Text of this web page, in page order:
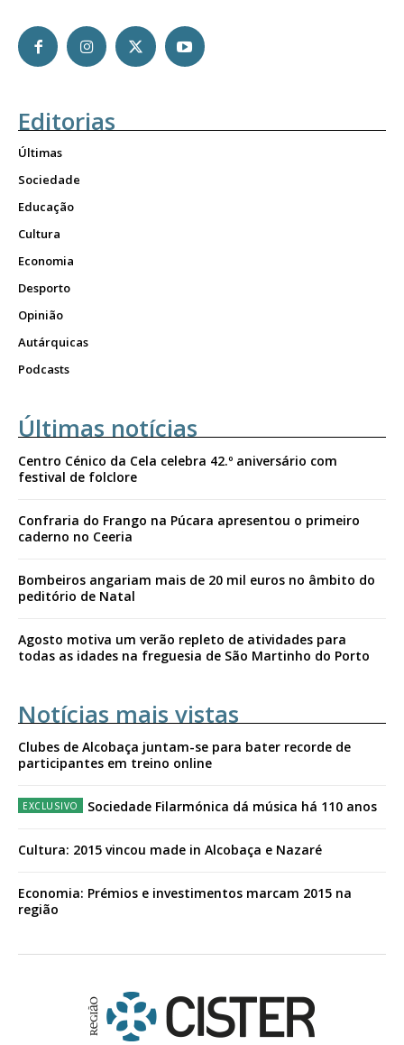
Editorias
Últimas
Sociedade
Educação
Cultura
Economia
Desporto
Opinião
Autárquicas
Podcasts
Últimas notícias
Centro Cénico da Cela celebra 42.º aniversário com
festival de folclore
Confraria do Frango na Púcara apresentou o primeiro
caderno no Ceeria
Bombeiros angariam mais de 20 mil euros no âmbito do
peditório de Natal
Agosto motiva um verão repleto de atividades para
todas as idades na freguesia de São Martinho do Porto
Notícias mais vistas
Clubes de Alcobaça juntam-se para bater recorde de
participantes em treino online
Sociedade Filarmónica dá música há 110 anos
Cultura: 2015 vincou made in Alcobaça e Nazaré
Economia: Prémios e investimentos marcam 2015 na
região